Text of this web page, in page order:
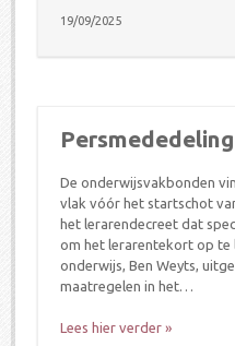
19/09/2025
Persmededeling
De onderwijsvakbonden
vlak vóór het startschot
het lerarendecreet dat
om het lerarentekort op te
onderwijs, Ben Weyts,
maatregelen in het…
Lees hier verder »